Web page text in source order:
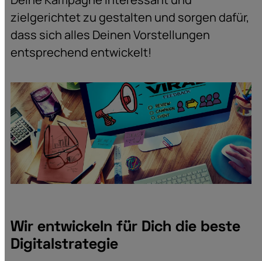
zielgerichtet zu gestalten und sorgen dafür,
dass sich alles Deinen Vorstellungen
entsprechend entwickelt!
Wir entwickeln für Dich die beste
Digitalstrategie